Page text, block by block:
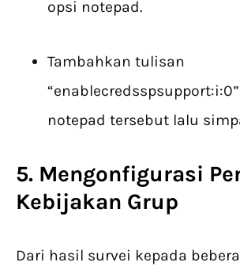
opsi notepad.
Tambahkan tulisan
notepad tersebut lalu
5. Mengonfigurasi
Kebijakan Grup
Dari hasil survei kepada